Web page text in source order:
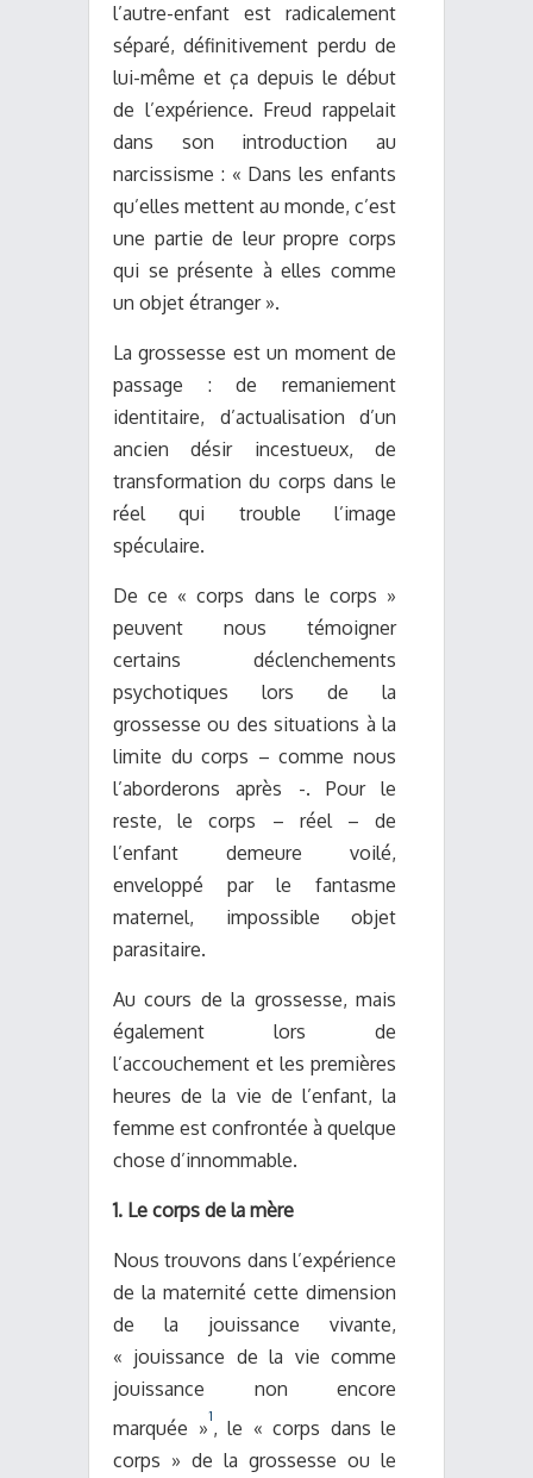
l’autre-enfant est radicalement
séparé, définitivement perdu de
lui-même et ça depuis le début
de l’expérience. Freud rappelait
dans son introduction au
narcissisme : « Dans les enfants
qu’elles mettent au monde, c’est
une partie de leur propre corps
qui se présente à elles comme
un objet étranger ».
La grossesse est un moment de
passage : de remaniement
identitaire, d’actualisation d’un
ancien désir incestueux, de
transformation du corps dans le
réel qui trouble l’image
spéculaire.
De ce « corps dans le corps »
peuvent nous témoigner
certains déclenchements
psychotiques lors de la
grossesse ou des situations à la
limite du corps – comme nous
l’aborderons après -. Pour le
reste, le corps – réel – de
l’enfant demeure voilé,
enveloppé par le fantasme
maternel, impossible objet
parasitaire.
Au cours de la grossesse, mais
également lors de
l’accouchement et les premières
heures de la vie de l’enfant, la
femme est confrontée à quelque
chose d’innommable.
1. Le corps de la mère
Nous trouvons dans l’expérience
de la maternité cette dimension
de la jouissance vivante,
« jouissance de la vie comme
jouissance non encore
marquée »1, le « corps dans le
corps » de la grossesse ou le